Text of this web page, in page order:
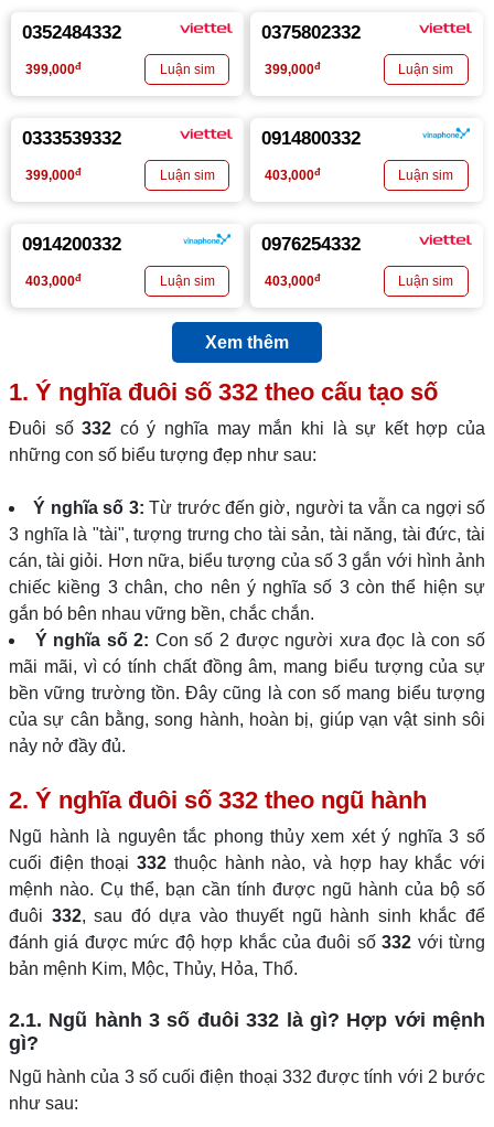
0352484332
399,000đ
0375802332
399,000đ
0333539332
399,000đ
0914800332
403,000đ
0914200332
403,000đ
0976254332
403,000đ
Xem thêm
1. Ý nghĩa đuôi số 332 theo cấu tạo số
Đuôi số332 có ý nghĩa may mắn khi là sự kết hợp của
những con số biểu tượng đẹp như sau:
Ý nghĩa số 3: Từ trước đến giờ, người ta vẫn ca ngợi số
3 nghĩa là "tài", tượng trưng cho tài sản, tài năng, tài đức, tài
cán, tài giỏi. Hơn nữa, biểu tượng của số 3 gắn với hình ảnh
chiếc kiềng 3 chân, cho nên ý nghĩa số 3 còn thể hiện sự
gắn bó bên nhau vững bền, chắc chắn.
Ý nghĩa số 2: Con số 2 được người xưa đọc là con số
mãi mãi, vì có tính chất đồng âm, mang biểu tượng của sự
bền vững trường tồn. Đây cũng là con số mang biểu tượng
của sự cân bằng, song hành, hoàn bị, giúp vạn vật sinh sôi
nảy nở đầy đủ.
2. Ý nghĩa đuôi số 332 theo ngũ hành
Ngũ hành là nguyên tắc phong thủy xem xét ý nghĩa 3 số
cuối điện thoại332 thuộc hành nào, và hợp hay khắc với
mệnh nào. Cụ thể, bạn cần tính được ngũ hành của bộ số
đuôi 332, sau đó dựa vào thuyết ngũ hành sinh khắc để
đánh giá được mức độ hợp khắc của đuôi số332 với từng
bản mệnh Kim, Mộc, Thủy, Hỏa, Thổ.
2.1. Ngũ hành 3 số đuôi 332 là gì? Hợp với mệnh
gì?
Ngũ hành của 3 số cuối điện thoại 332 được tính với 2 bước
như sau: